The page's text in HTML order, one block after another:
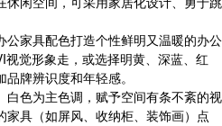
公家具配色打造个性鲜明又温暖的办公
觉形象走，或选择明黄、深蓝、红
牌辨识度和年轻感。
色为主色调，赋予空间有条不紊的视
具（如屏风、收纳柜、装饰画）点